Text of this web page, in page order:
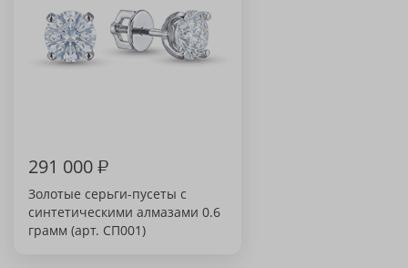
291 000₽
Золотые серьги-пусеты с
синтетическими алмазами 0.6
грамм (арт. СП001)